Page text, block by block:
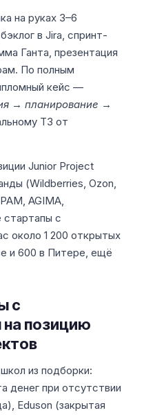
на руках 3–6
в Jira, спринт-
Ганта, презентация
По полным
кейс —
→ планирование →
ТЗ от
Junior Project
(Wildberries, Ozon,
AGIMA,
стартапы с
около 1 200 открытых
и 600 в Питере, ещё
с
позицию
из подборки:
денег при отсутствии
Eduson (закрытая